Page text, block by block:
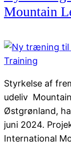
Mountain
Styrkelse af
udeliv
Østgrønland,
juni 2024.
International